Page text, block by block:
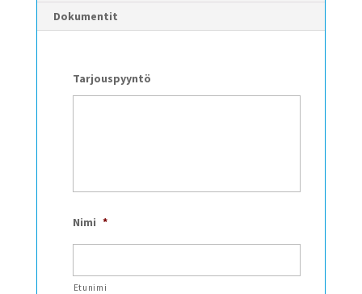
Dokumentit
Tarjouspyyntö
Nimi *
Etunimi